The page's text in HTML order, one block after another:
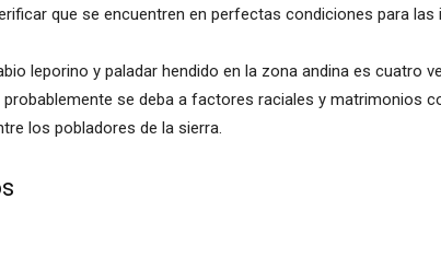
que se encuentren en perfectas condiciones para
leporino y paladar hendido en la zona andina es cuatro
probablemente se deba a factores raciales y matrimonios
los pobladores de la sierra.